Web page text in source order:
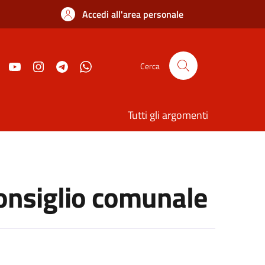
Accedi all'area personale
Cerca
Tutti gli argomenti
comunale